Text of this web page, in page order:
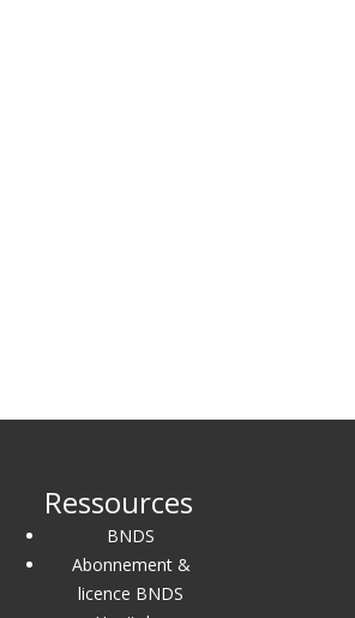
Ressources
BNDS
Abonnement &
licence BNDS